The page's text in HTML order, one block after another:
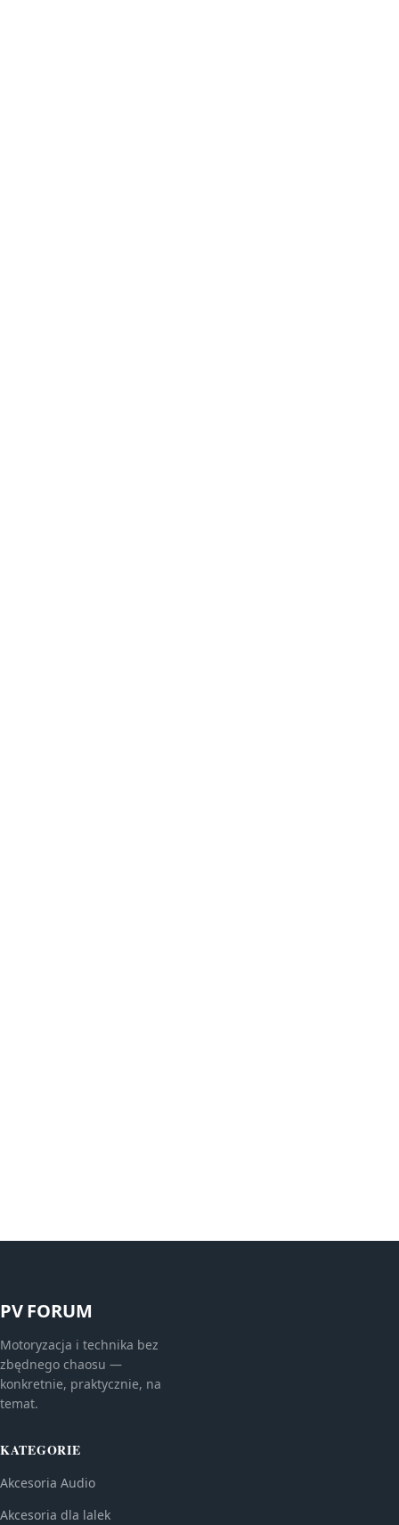
PV FORUM
Motoryzacja i technika bez
zbędnego chaosu —
konkretnie, praktycznie, na
temat.
KATEGORIE
Akcesoria Audio
Akcesoria dla lalek